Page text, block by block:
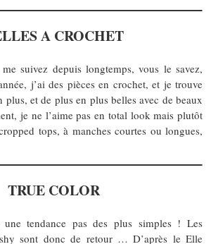
A CROCHET
suivez depuis longtemps, vous le savez,
j’ai des pièces en crochet, et je trouve
plus, et de plus en plus belles avec de beaux
je ne l’aime pas en total look mais plutôt
tops, à manches courtes ou longues,
TRUE COLOR
tendance pas des plus simples ! Les
sont donc de retour … D’après le Elle